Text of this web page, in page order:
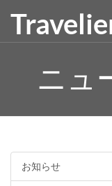
ニュ
お知らせ